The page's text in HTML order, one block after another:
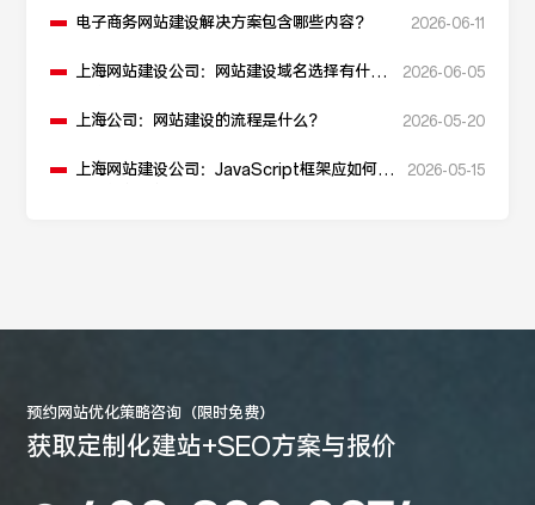
电子商务网站建设解决方案包含哪些内容？ 2026-06-11
上海网站建设公司：网站建设域名选择有什么
2026-06-05
上海公司：网站建设的流程是什么？ 2026-05-20
上海网站建设公司：JavaScript框架应如何挑
2026-05-15
预约网站优化策略咨询（限时免费）
获取定制化建站+SEO方案与报价